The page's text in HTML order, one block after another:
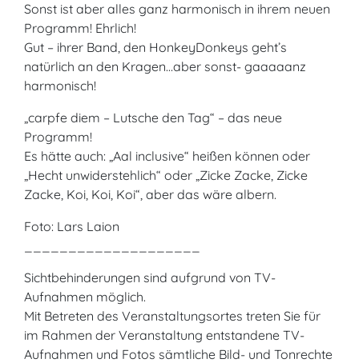
Sonst ist aber alles ganz harmonisch in ihrem neuen
Programm! Ehrlich!
Gut – ihrer Band, den HonkeyDonkeys geht’s
natürlich an den Kragen…aber sonst- gaaaaanz
harmonisch!
„carpfe diem – Lutsche den Tag“ – das neue
Programm!
Es hätte auch: „Aal inclusive“ heißen können oder
„Hecht unwiderstehlich“ oder „Zicke Zacke, Zicke
Zacke, Koi, Koi, Koi“, aber das wäre albern.
Foto: Lars Laion
Sichtbehinderungen sind aufgrund von TV-
Aufnahmen möglich.
Mit Betreten des Veranstaltungsortes treten Sie für
im Rahmen der Veranstaltung entstandene TV-
Aufnahmen und Fotos sämtliche Bild- und Tonrechte